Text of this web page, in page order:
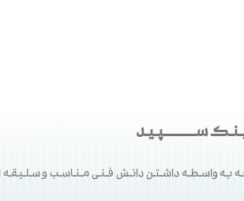
ســـــــــپید
به واسطه داشتن دانش فنی مناسب و سلیقه